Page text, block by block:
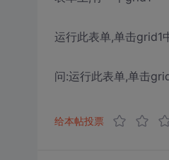
运行此表单,单击grid1
问:运行此表单,单击
给本帖投票